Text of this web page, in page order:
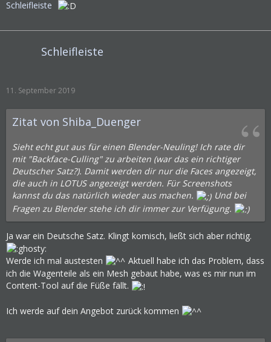
Schleifleiste
Schleifleiste
11. September 2019
Zitat von Shiba_Duenger
Sieht echt gut aus für einen Blender-Neuling! Ich rate dir
mit "Backface-Culling" zu arbeiten (war das ein richtiger
Deutscher Satz?). Damit werden dir nur die Faces angezeigt,
die auch in LOTUS angezeigt werden. Für Screenshots
kannst du das natürlich wieder aus machen.
Und bei
Fragen zu Blender stehe ich dir immer zur Verfügung.
Ja war ein Deutsche Satz. Klingt komisch, ließt sich aber richtig.
Werde ich mal austesten
Aktuell habe ich das Problem, dass
ich die Wagenteile als ein Mesh gebaut habe, was es mir nun im
Content-Tool auf die Füße fällt.
Ich werde auf dein Angebot zurück kommen